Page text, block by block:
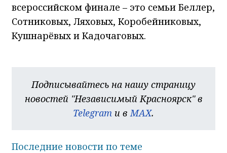
всероссийском финале – это семьи Беллер,
Сотниковых, Ляховых, Коробейниковых,
Кушнарёвых и Кадочаговых.
Подписывайтесь на нашу страницу
новостей "Независимый Красноярск" в
Telegram и в MAX.
Последние новости по теме